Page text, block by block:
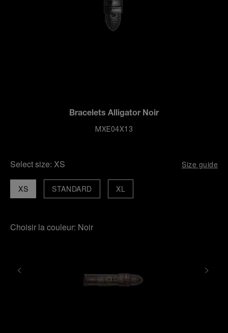
Bracelets Alligator Noir
MXE04X13
Select size: XS Size guide
XS STANDARD XL
Choisir la couleur: Noir